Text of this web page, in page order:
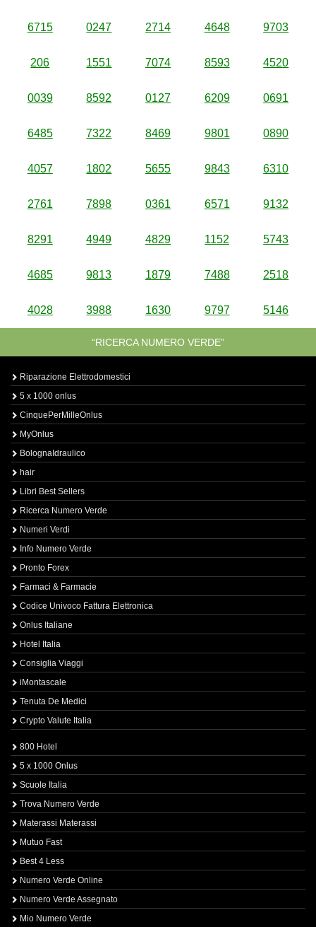
6715 0247 2714 4648 9703
206 1551 7074 8593 4520
0039 8592 0127 6209 0691
6485 7322 8469 9801 0890
4057 1802 5655 9843 6310
2761 7898 0361 6571 9132
8291 4949 4829 1152 5743
4685 9813 1879 7488 2518
4028 3988 1630 9797 5146
“RICERCA NUMERO VERDE”
Riparazione Elettrodomestici
5 x 1000 onlus
CinquePerMilleOnlus
MyOnlus
BolognaIdraulico
hair
Libri Best Sellers
Ricerca Numero Verde
Numeri Verdi
Info Numero Verde
Pronto Forex
Farmaci & Farmacie
Codice Univoco Fattura Elettronica
Onlus Italiane
Hotel Italia
Consiglia Viaggi
iMontascale
Tenuta De Medici
Crypto Valute Italia
800 Hotel
5 x 1000 Onlus
Scuole Italia
Trova Numero Verde
Materassi Materassi
Mutuo Fast
Best 4 Less
Numero Verde Online
Numero Verde Assegnato
Mio Numero Verde